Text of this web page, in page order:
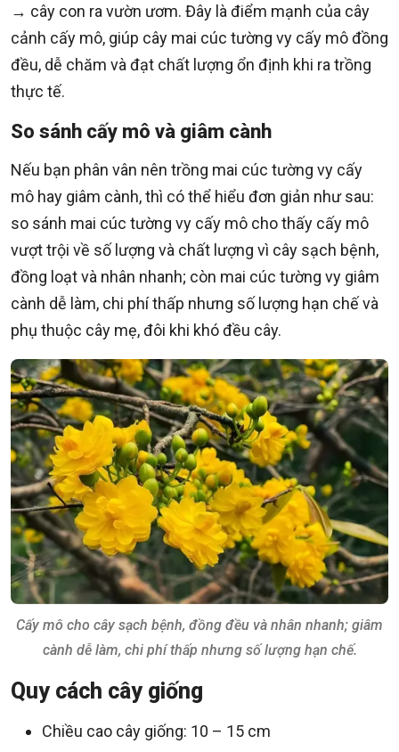
→ cây con ra vườn ươm. Đây là điểm mạnh của cây
cảnh cấy mô, giúp cây mai cúc tường vy cấy mô đồng
đều, dễ chăm và đạt chất lượng ổn định khi ra trồng
thực tế.
So sánh cấy mô và giâm cành
Nếu bạn phân vân nên trồng mai cúc tường vy cấy
mô hay giâm cành, thì có thể hiểu đơn giản như sau:
so sánh mai cúc tường vy cấy mô cho thấy cấy mô
vượt trội về số lượng và chất lượng vì cây sạch bệnh,
đồng loạt và nhân nhanh; còn mai cúc tường vy giâm
cành dễ làm, chi phí thấp nhưng số lượng hạn chế và
phụ thuộc cây mẹ, đôi khi khó đều cây.
Cấy mô cho cây sạch bệnh, đồng đều và nhân nhanh; giâm
cành dễ làm, chi phí thấp nhưng số lượng hạn chế.
Quy cách cây giống
Chiều cao cây giống: 10 – 15 cm